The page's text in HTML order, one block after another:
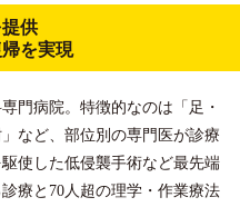
供
を実現
門病院。特徴的なのは「足・
など、部位別の専門医が診療
使した低侵襲手術など最先端
療と70人超の理学・作業療法